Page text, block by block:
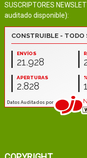
SUSCRIPTORES
auditado disponible):